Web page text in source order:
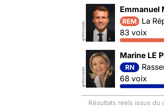
©
Wikimedia
Emmanuel
REM
La
83 voix
©
Wikimedia
Marine LE
RN
68 voix
Résultats réels issus